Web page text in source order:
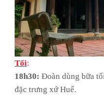
Tối:
18h30: Đoàn dùng bữa
đặc trưng xứ Huế.